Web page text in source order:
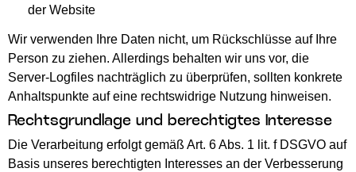
der Website
Wir verwenden Ihre Daten nicht, um Rückschlüsse auf Ihre
Person zu ziehen. Allerdings behalten wir uns vor, die
Server-Logfiles nachträglich zu überprüfen, sollten konkrete
Anhaltspunkte auf eine rechtswidrige Nutzung hinweisen.
Rechtsgrundlage und berechtigtes Interesse
Die Verarbeitung erfolgt gemäß Art. 6 Abs. 1 lit. f DSGVO auf
Basis unseres berechtigten Interesses an der Verbesserung